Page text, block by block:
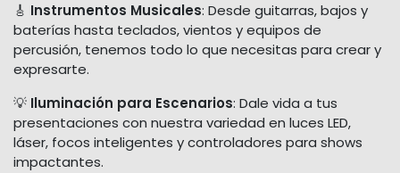
🎸 Instrumentos Musicales: Desde guitarras, bajos y
baterías hasta teclados, vientos y equipos de
percusión, tenemos todo lo que necesitas para crear y
expresarte.
💡 Iluminación para Escenarios: Dale vida a tus
presentaciones con nuestra variedad en luces LED,
láser, focos inteligentes y controladores para shows
impactantes.